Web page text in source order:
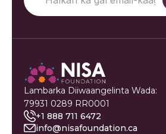
Lambarka Diiwaangelinta Wada:
79931 0289 RR0001
+1 888 711 6472
info@nisafoundation.ca